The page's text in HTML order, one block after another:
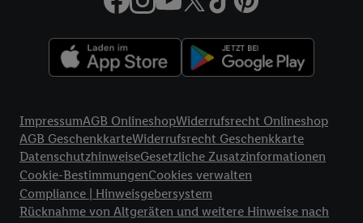
ImpressumAGB OnlineshopWiderrufsrecht Onlineshop
AGB GeschenkkarteWiderrufsrecht Geschenkkarte
DatenschutzhinweiseGesetzliche Zusatzinformationen
Cookie-BestimmungenCookies verwalten
Compliance | Hinweisgebersystem
Rücknahme von Altgeräten und weitere Hinweise nach
Kundenkonto-Referenz, wie z.B. Ihrer Mobilfunknummer, eine
verwenden, um Sie wiederzuerkennen und Erkenntnisse über
Ihr Nutzungsverhalten in den Lidl-Diensten zu erfassen.
werden, damit wir Ihnen dort personalisierte Werbung
ausspielen können. Sie können Ihre Einwilligung speziell zur
Nutzung der Utiq-Technologie - zusätzlich zur weiter unten
erläuterten Möglichkeit, Ihre Einwilligung generell zu
widerrufen - jederzeit auch überdas Datenschutzportal von